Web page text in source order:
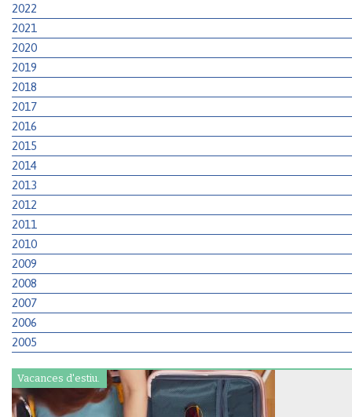
2022
2021
2020
2019
2018
2017
2016
2015
2014
2013
2012
2011
2010
2009
2008
2007
2006
2005
Vacances d'estiu.